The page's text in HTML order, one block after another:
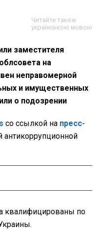
Читайте також
українською мовою
заместителя
на
неправомерной
и имущественных
о подозрении
со ссылкой на пресс-
антикоррупционной
квалифицированы по